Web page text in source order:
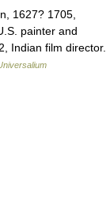
1627? 1705,
painter and
Indian film director.